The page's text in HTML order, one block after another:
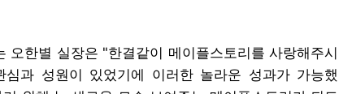
오한별 실장은 "한결같이 메이플스토리를 사랑해주시
과 성원이 있었기에 이러한 놀라운 성과가 가능했